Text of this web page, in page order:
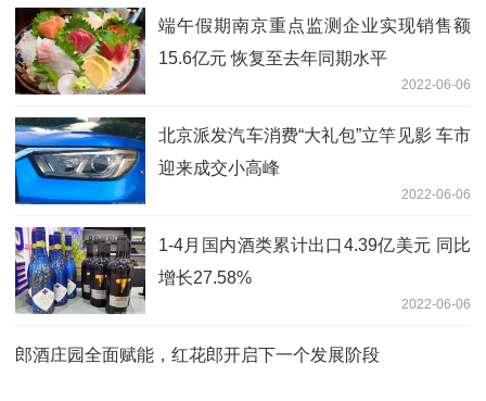
端午假期南京重点监测企业实现销售额
15.6亿元 恢复至去年同期水平
2022-06-06
北京派发汽车消费“大礼包”立竿见影 车市
迎来成交小高峰
2022-06-06
1-4月国内酒类累计出口4.39亿美元 同比
增长27.58%
2022-06-06
郎酒庄园全面赋能，红花郎开启下一个发展阶段